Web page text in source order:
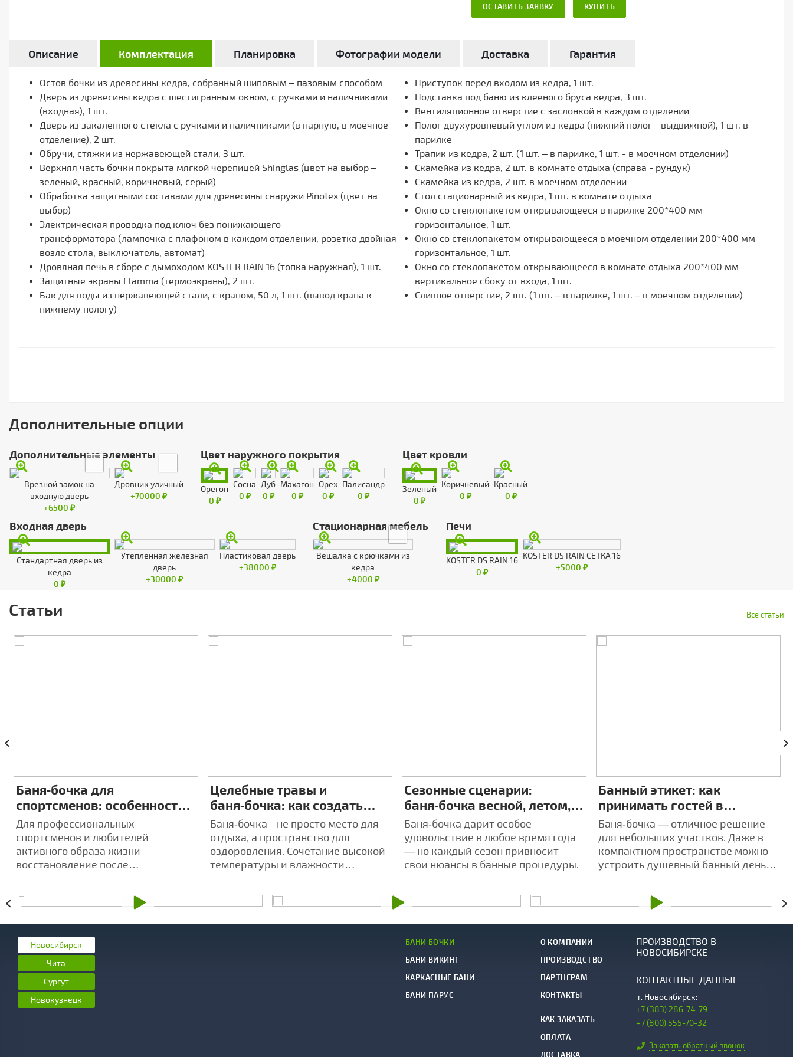
ОСТАВИТЬ ЗАЯВКУ КУПИТЬ
Описание Комплектация Планировка Фотографии модели Доставка Гарантия
Остов бочки из древесины кедра, собранный шиповым – пазовым способом
Дверь из древесины кедра с шестигранным окном, с ручками и наличниками
(входная), 1 шт.
Дверь из закаленного стекла с ручками и наличниками (в парную, в моечное
отделение), 2 шт.
Обручи, стяжки из нержавеющей стали, 3 шт.
Верхняя часть бочки покрыта мягкой черепицей Shinglas (цвет на выбор –
зеленый, красный, коричневый, серый)
Обработка защитными составами для древесины снаружи Pinotex (цвет на
выбор)
Электрическая проводка под ключ без понижающего
трансформатора (лампочка с плафоном в каждом отделении, розетка двойная
возле стола, выключатель, автомат)
Дровяная печь в сборе с дымоходом KOSTER RAIN 16 (топка наружная), 1 шт.
Защитные экраны Flamma (термоэкраны), 2 шт.
Бак для воды из нержавеющей стали, с краном, 50 л, 1 шт. (вывод крана к
нижнему пологу)
Приступок перед входом из кедра, 1 шт.
Подставка под баню из клееного бруса кедра, 3 шт.
Вентиляционное отверстие с заслонкой в каждом отделении
Полог двухуровневый углом из кедра (нижний полог - выдвижной), 1 шт. в
парилке
Трапик из кедра, 2 шт. (1 шт. – в парилке, 1 шт. - в моечном отделении)
Скамейка из кедра, 2 шт. в комнате отдыха (справа - рундук)
Скамейка из кедра, 2 шт. в моечном отделении
Стол стационарный из кедра, 1 шт. в комнате отдыха
Окно со стеклопакетом открывающееся в парилке 200*400 мм
горизонтальное, 1 шт.
Окно со стеклопакетом открывающееся в моечном отделении 200*400 мм
горизонтальное, 1 шт.
Окно со стеклопакетом открывающееся в комнате отдыха 200*400 мм
вертикальное сбоку от входа, 1 шт.
Сливное отверстие, 2 шт. (1 шт. – в парилке, 1 шт. – в моечном отделении)
Дополнительные опции
Дополнительные элементы
Врезной замок на
входную дверь
+6500 ₽
Дровник уличный
+70000 ₽
Цвет наружного покрытия
Орегон
0 ₽
Сосна
0 ₽
Дуб
0 ₽
Махагон
0 ₽
Орех
0 ₽
Палисандр
0 ₽
Цвет кровли
Зеленый
0 ₽
Коричневый
0 ₽
Красный
0 ₽
Входная дверь
Стандартная дверь из
кедра
0 ₽
Утепленная железная
дверь
+30000 ₽
Пластиковая дверь
+38000 ₽
Стационарная мебель
Вешалка с крючками из
кедра
+4000 ₽
Печи
KOSTER DS RAIN 16
0 ₽
KOSTЁR DS RAIN СЕТКА 16
+5000 ₽
Статьи Все статьи
Баня‑бочка для
спортсменов: особенности
восстановления после
тренировок
Для профессиональных
спортсменов и любителей
активного образа жизни
восстановление после
высоких результатов.
Целебные травы и
баня‑бочка: как создать
индивидуальную
ароматерапию в парилке
Баня‑бочка - не просто место для
отдыха, а пространство для
оздоровления. Сочетание высокой
температуры и влажности
Сезонные сценарии:
баня‑бочка весной, летом,
осенью и зимой — 4 разных
опыта
Баня‑бочка дарит особое
удовольствие в любое время года
— но каждый сезон привносит
свои нюансы в банные процедуры.
Банный этикет: как
принимать гостей в
компактной бане‑бочке
Баня‑бочка — отличное решение
для небольших участков. Даже в
компактном пространстве можно
устроить душевный банный день
Новосибирск
Чита
Сургут
Новокузнецк
БАНИ БОЧКИ
БАНИ ВИКИНГ
КАРКАСНЫЕ БАНИ
БАНИ ПАРУС
О КОМПАНИИ
ПРОИЗВОДСТВО
ПАРТНЕРАМ
КОНТАКТЫ
КАК ЗАКАЗАТЬ
ОПЛАТА
ДОСТАВКА
ПРОИЗВОДСТВО В
НОВОСИБИРСКЕ
КОНТАКТНЫЕ ДАННЫЕ
г. Новосибирск:
+7 (383) 286-74-79
+7 (800) 555-70-32
Заказать обратный звонок